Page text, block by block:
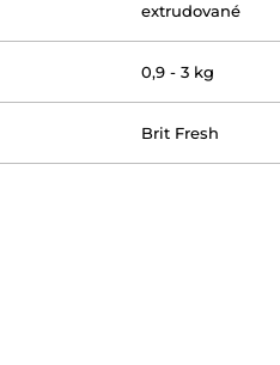
extrudované
0,9 - 3 kg
Brit Fresh